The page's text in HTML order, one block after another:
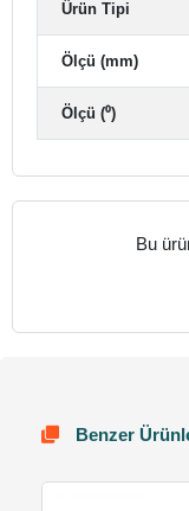
Ürün Tipi
Ölçü (mm)
Ölçü (⁰)
Bu
Benzer